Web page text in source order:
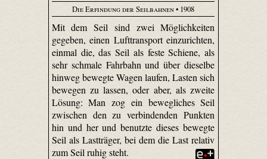
Die Erfindung der Seilbahnen• 1908
Mit dem Seil sind zwei Möglichkeiten
gegeben, einen Lufttransport einzurichten,
einmal die, das Seil als feste Schiene, als
sehr schmale Fahrbahn und über dieselbe
hinweg bewegte Wagen laufen, Lasten sich
bewegen zu lassen, oder aber, als zweite
Lösung: Man zog ein bewegliches Seil
zwischen den zu verbindenden Punkten
hin und her und benutzte dieses bewegte
Seil als Lastträger, bei dem die Last relativ
zum Seil ruhig steht.